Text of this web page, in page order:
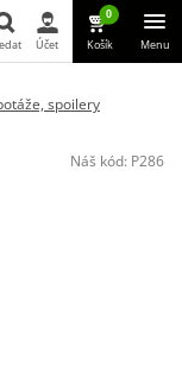
Hledat
Účet
0
Košík Menu
spoilery
Náš kód: P286